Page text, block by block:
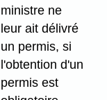
ministre ne
leur ait délivré
un permis, si
l'obtention d'un
permis est